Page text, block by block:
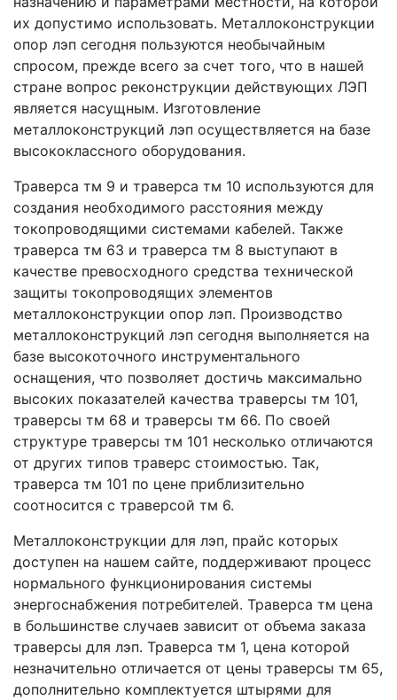
их допустимо использовать. Металлоконструкции
опор лэп сегодня пользуются необычайным
спросом, прежде всего за счет того, что в нашей
стране вопрос реконструкции действующих ЛЭП
является насущным. Изготовление
металлоконструкций лэп осуществляется на базе
высококлассного оборудования.
Траверса тм 9 и траверса тм 10 используются для
создания необходимого расстояния между
токопроводящими системами кабелей. Также
траверса тм 63 и траверса тм 8 выступают в
качестве превосходного средства технической
защиты токопроводящих элементов
металлоконструкции опор лэп. Производство
металлоконструкций лэп сегодня выполняется на
базе высокоточного инструментального
оснащения, что позволяет достичь максимально
высоких показателей качества траверсы тм 101,
траверсы тм 68 и траверсы тм 66. По своей
структуре траверсы тм 101 несколько отличаются
от других типов траверс стоимостью. Так,
траверса тм 101 по цене приблизительно
соотносится с траверсой тм 6.
Металлоконструкции для лэп, прайс которых
доступен на нашем сайте, поддерживают процесс
нормального функционирования системы
энергоснабжения потребителей. Траверса тм цена
в большинстве случаев зависит от объема заказа
траверсы для лэп. Траверса тм 1, цена которой
незначительно отличается от цены траверсы тм 65,
дополнительно комплектуется штырями для